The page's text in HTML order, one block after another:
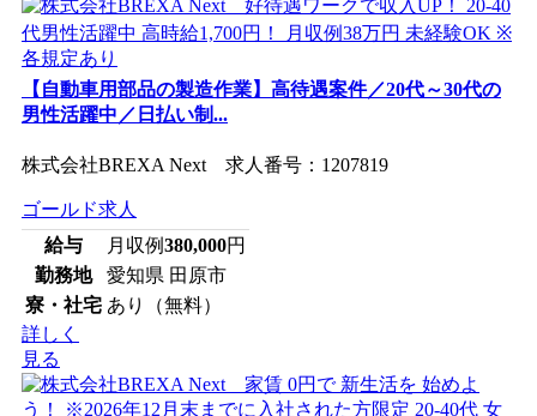
【自動車用部品の製造作業】高待遇案件／20代～30代の
男性活躍中／日払い制...
株式会社BREXA Next 求人番号：1207819
ゴールド求人
給与
月収例380,000円
勤務地
愛知県 田原市
寮・社宅 あり（無料）
詳しく
見る